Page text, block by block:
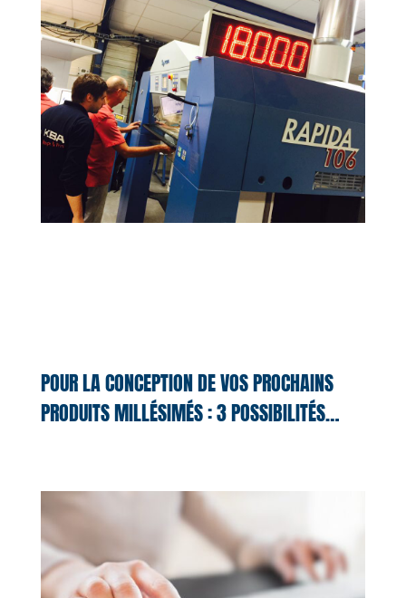
POUR LA CONCEPTION DE VOS PROCHAINS
PRODUITS MILLÉSIMÉS : 3 POSSIBILITÉS…